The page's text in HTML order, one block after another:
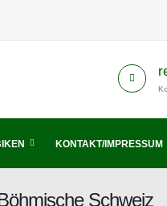
KONTAKT/IMPRESSUM
Schweiz